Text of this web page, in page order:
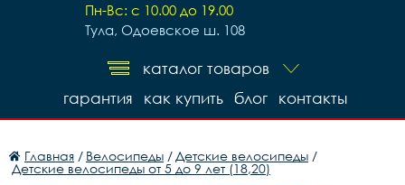
Пн-Вс: с 10.00 до 19.00
Тула, Одоевское ш. 108
каталог товаров
контакты
блог
как купить
гарантия
Главная / Велосипеды / Детские велосипеды /
Детские велосипеды от 5 до 9 лет (18,20)